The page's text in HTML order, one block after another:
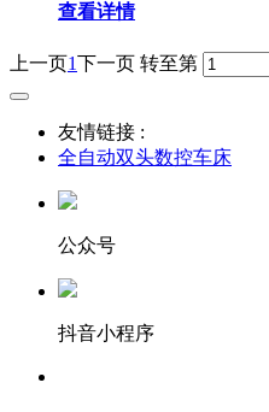
查看详情
上一页1下一页 转至第
友情链接 :
全自动双头数控车床
公众号
抖音小程序